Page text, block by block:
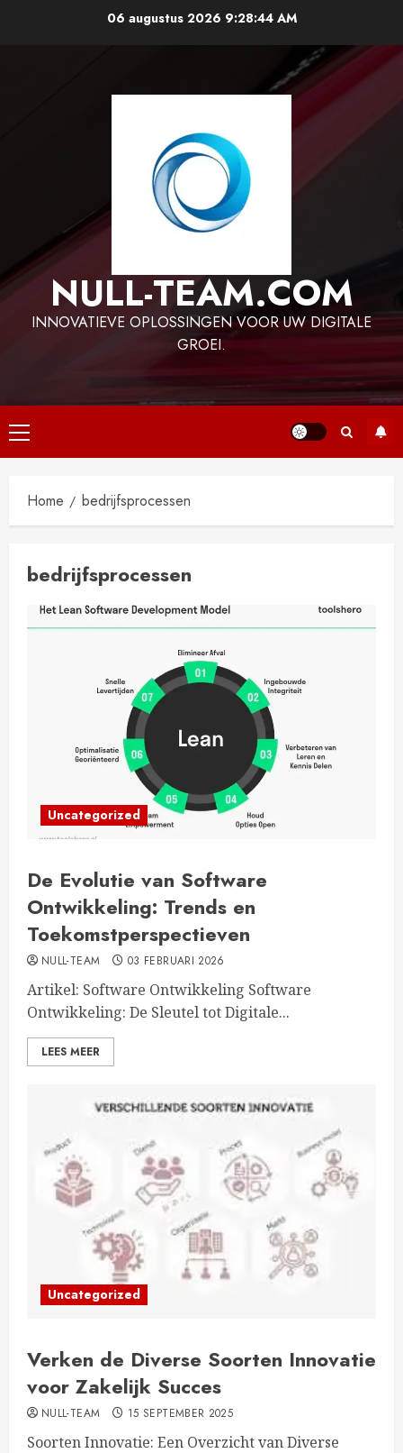
06 augustus 2026 9:28:45 AM
NULL-TEAM.COM
INNOVATIEVE OPLOSSINGEN VOOR UW DIGITALE
GROEI.
Primair
menu
Home bedrijfsprocessen
bedrijfsprocessen
Uncategorized
De Evolutie van Software
Ontwikkeling: Trends en
Toekomstperspectieven
NULL-TEAM 03 FEBRUARI 2026
Artikel: Software Ontwikkeling Software
Ontwikkeling: De Sleutel tot Digitale...
LEES MEER
Uncategorized
Verken de Diverse Soorten Innovatie
voor Zakelijk Succes
NULL-TEAM 15 SEPTEMBER 2025
Soorten Innovatie: Een Overzicht van Diverse